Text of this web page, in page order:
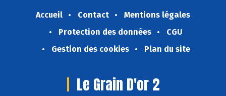
Accueil Contact
Mentions légales
Protection des données
CGU
Gestion des cookies
Plan du site
Le Grain D'or 2